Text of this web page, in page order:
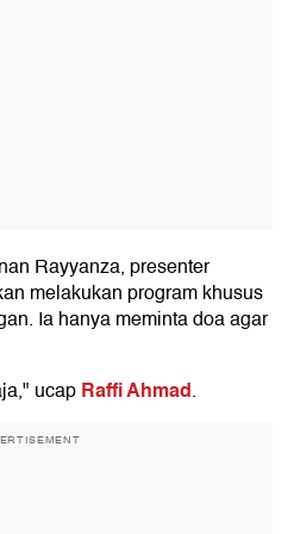
Rayyanza, presenter
melakukan program khusus
Ia hanya meminta doa agar
ucapRaffi Ahmad.